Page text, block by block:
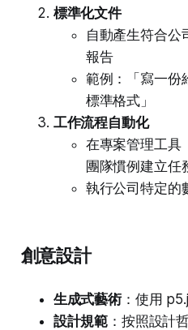
標準化文件
自動產生符合公
報告
範例：「寫一份
標準格式」
工作流程自動化
在專案管理工具
團隊慣例建立任
執行公司特定的
創意設計
生成式藝術：使用
設計規範 ：按照設計